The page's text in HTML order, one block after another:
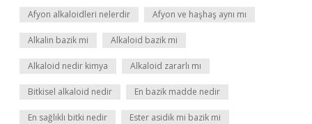
Afyon alkaloidleri nelerdir Afyon ve haşhaş aynı mı
Alkalin bazik mi Alkaloid bazik mi
Alkaloid nedir kimya Alkaloid zararlı mı
Bitkisel alkaloid nedir En bazik madde nedir
En sağlıklı bitki nedir Ester asidik mi bazik mi